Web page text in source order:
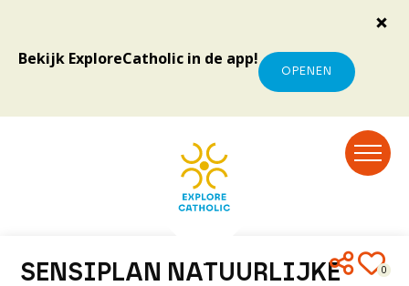
Bekijk ExploreCatholic in de app!
OPENEN
0
SENSIPLAN NATUURLIJKE